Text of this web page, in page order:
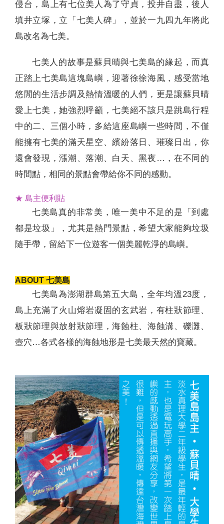
侵台，島上有七位美人為了守貞，投井自盡，後人
填井立塚，立「七美人碑」，並於一九四九年將此
島改名為七美。
七美人的故事是蘇貝晴與七美島的緣起，而真
正踏上七美島這塊島嶼，迎著徐徐海風，感受當地
悠閒的生活步調及熱情溫暖的人們，更是讓蘇貝晴
愛上七美，她強烈呼籲，七美絕不該只是跳島行程
中的二、三個小時，多給這座島嶼一些時間，不僅
能擁有七美的滿天星空、繽紛落日、璀璨日出，你
還會發現，漲潮、落潮、白天、黑夜…，在不同的
時間點，相同的景點會帶給你不同的感動。
★ 島主便利貼
七美島真的非常美，唯一美中不足的是「到處
都是垃圾」，尤其是熱門景點，希望大家能夠垃圾
隨手帶，留給下一位遊客一個美麗乾淨的島嶼。
ABOUT 七美島
七美島為澎湖群島第五大島，全年均溫23度，
島上充滿了火山熔岩凝固的玄武岩，有柱狀節理、
板狀節理與放射狀節理，海蝕柱、海蝕溝、礫灘、
壺穴…各式各樣的海蝕地形是七美最天然的寶藏。